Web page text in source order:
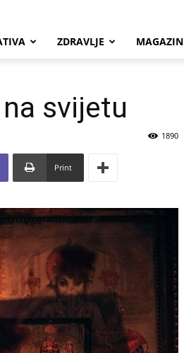
ZDRAVLJE MAGAZIN
svijetu
1890
Print